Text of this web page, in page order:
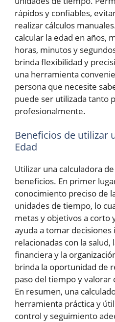
rápidos y confiables,
realizar cálculos
calcular la edad en años,
horas, minutos y
brinda flexibilidad y
una herramienta
persona que necesite
puede ser utilizada tanto
profesionalmente.
Beneficios de utilizar
Edad
Utilizar una calculadora
beneficios. En primer
conocimiento preciso de
unidades de tiempo, lo
metas y objetivos a corto
ayuda a tomar
relacionadas con la salud,
financiera y la
brinda la oportunidad de
paso del tiempo y valorar
En resumen, una
herramienta práctica y
control y seguimiento